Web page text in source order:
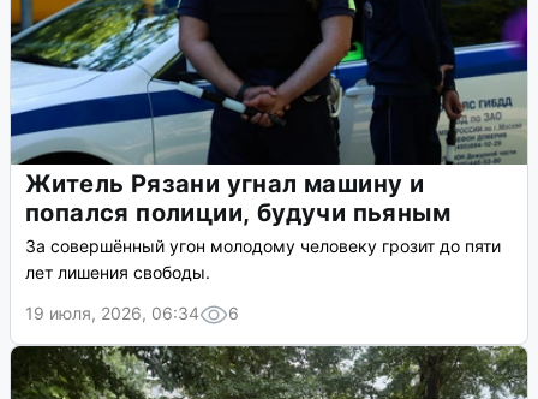
Житель Рязани угнал машину и
попался полиции, будучи пьяным
За совершённый угон молодому человеку грозит до пяти
лет лишения свободы.
19 июля, 2026, 06:34
6